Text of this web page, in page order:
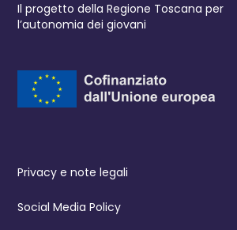
Il progetto della Regione Toscana per
l’autonomia dei giovani
Privacy e note legali
Social Media Policy